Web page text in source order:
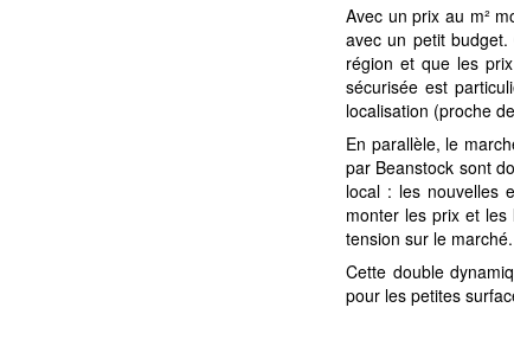
Avec un prix au m²
avec un petit
région et que les
sécurisée est
localisation (proche
En parallèle, le
par Beanstock sont
local : les nouvelles
monter les prix et
tension sur le marché.
Cette double
pour les petites